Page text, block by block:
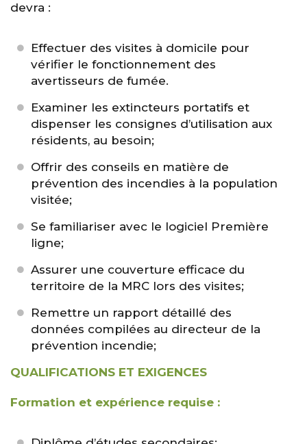
devra :
Effectuer des visites à domicile pour
vérifier le fonctionnement des
avertisseurs de fumée.
Examiner les extincteurs portatifs et
dispenser les consignes d’utilisation aux
résidents, au besoin;
Offrir des conseils en matière de
prévention des incendies à la population
visitée;
Se familiariser avec le logiciel Première
ligne;
Assurer une couverture efficace du
territoire de la MRC lors des visites;
Remettre un rapport détaillé des
données compilées au directeur de la
prévention incendie;
QUALIFICATIONS ET EXIGENCES
Formation et expérience requise :